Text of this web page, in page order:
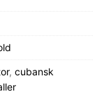
, cubansk